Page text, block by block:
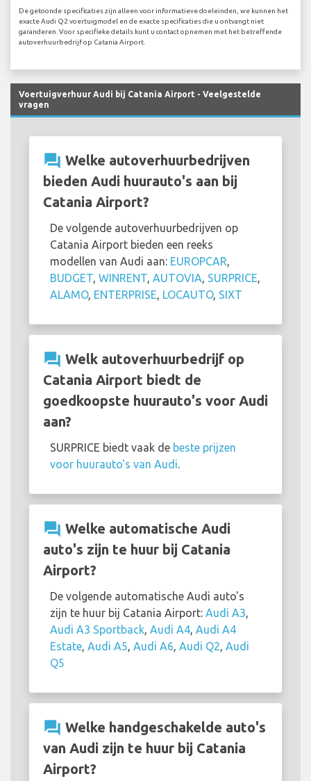
De getoonde specificaties zijn alleen voor informatieve doeleinden, we kunnen het
exacte Audi Q2 voertuigmodel en de exacte specificaties die u ontvangt niet
garanderen. Voor specifieke details kunt u contact opnemen met het betreffende
autoverhuurbedrijf op Catania Airport.
Voertuigverhuur Audi bij Catania Airport - Veelgestelde
vragen
question_answer Welke autoverhuurbedrijven
bieden Audi huurauto's aan bij
Catania Airport?
De volgende autoverhuurbedrijven op
Catania Airport bieden een reeks
modellen van Audi aan: EUROPCAR
BUDGET WINRENT AUTOVIA SURPRICE
ALAMO, ENTERPRISE LOCAUTO, SIXT
question_answer Welk autoverhuurbedrijf op
Catania Airport biedt de
goedkoopste huurauto's voor Audi
aan?
SURPRICE biedt vaak de beste prijzen
voor huurauto's van Audi
question_answer Welke automatische Audi
auto's zijn te huur bij Catania
Airport?
De volgende automatische Audi auto's
zijn te huur bij Catania Airport: Audi A3
Audi A3 Sportback Audi A4 Audi A4
Estate Audi A5 Audi A6 Audi Q2 Audi
Q5
question_answer Welke handgeschakelde auto's
van Audi zijn te huur bij Catania
Airport?